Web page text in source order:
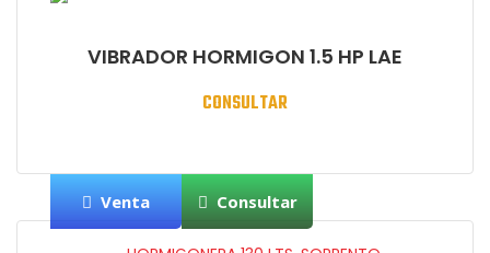
VIBRADOR HORMIGON 1.5 HP LAE
CONSULTAR
Venta Consultar